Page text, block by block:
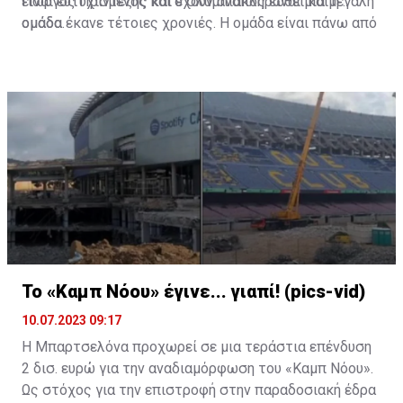
υποθηκευμένα για να προσφέρει εγγυήσεις σε ένα
χρηματοπιστωτικό ίδρυμα και να της επιτρέψει να
ζητήσει κάποιο τραπεζικό δάνειο.
Κάπως έτσι, η ένεση των 35 εκατομμυρίων ευρώ θα
πρέπει να προέλθει από την πώληση παικτών, αλλά
και να υπάρξει αύξηση μετοχικού κεφαλαίου. Ένας από
τους ποδοσφαιριστές που είναι υπό παραχώρηση είναι
και ο Ντε Φρούτος, ο οποίος απασχολεί μεταξύ άλλων
και τον Ολυμπιακό.
ομάδα.
ομάδα έκανε τέτοιες χρονιές. Η ομάδα είναι πάνω από
Το «Καμπ Νόου» έγινε... γιαπί! (pics-vid)
10.07.2023 09:17
H Μπαρτσελόνα προχωρεί σε μια τεράστια επένδυση
2 δισ. ευρώ για την αναδιαμόρφωση του «Καμπ Νόου».
Ως στόχος για την επιστροφή στην παραδοσιακή έδρα